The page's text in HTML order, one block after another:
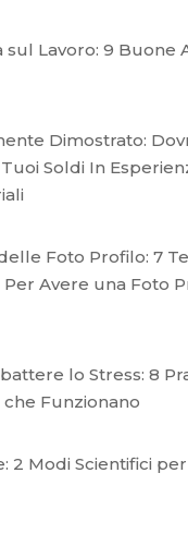
sul Lavoro: 9 Buone
Dimostrato:
Soldi In
Foto Profilo: 7
Per Avere una Foto
lo Stress: 8
Funzionano
2 Modi Scientifici